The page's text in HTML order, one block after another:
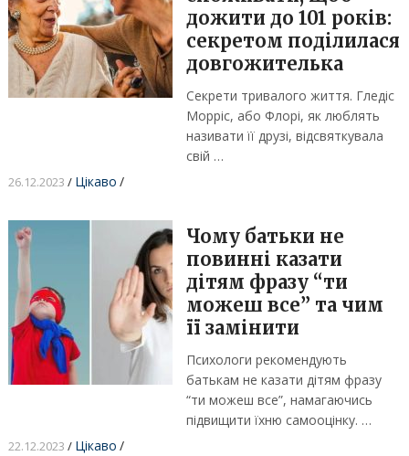
дожити до 101 років:
секретом поділилася
довгожителька
Секрети тривалого життя. Гледіс
Морріс, або Флорі, як люблять
називати її друзі, відсвяткувала
свій …
26.12.2023 / Цікаво /
Чому батьки не
повинні казати
дітям фразу “ти
можеш все” та чим
її замінити
Психологи рекомендують
батькам не казати дітям фразу
“ти можеш все”, намагаючись
підвищити їхню самооцінку. …
22.12.2023 / Цікаво /